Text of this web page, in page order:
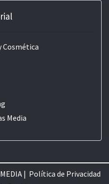
Cosmética
Media
| Política de Privacidad